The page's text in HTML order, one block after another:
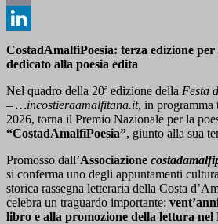
Email
LinkedIn
CostadAmalfiPoesia: terza edizione
dedicato alla poesia edita
Nel quadro della 20ª edizione della Festa
– …incostieraamalfitana.it, in programma
2026, torna il Premio Nazionale per la
“CostadAmalfiPoesia”, giunto alla sua
Promosso dall’Associazione
si conferma uno degli appuntamenti
storica rassegna letteraria della Costa
celebra un traguardo importante:
libro e alla promozione della lettura